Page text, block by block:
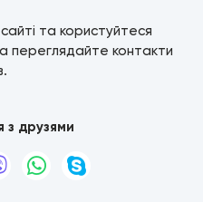
та користуйтеся
переглядайте контакти
з друзями